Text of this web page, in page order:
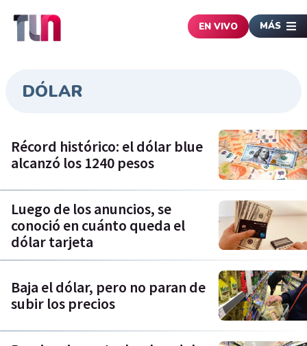
EN VIVO MÁS
DÓLAR
Récord histórico: el dólar blue
alcanzó los 1240 pesos
Luego de los anuncios, se
conoció en cuánto queda el
dólar tarjeta
Baja el dólar, pero no paran de
subir los precios